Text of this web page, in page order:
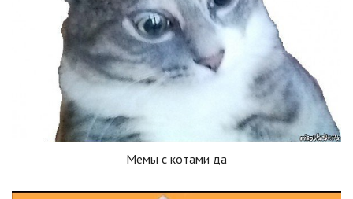
Мемы с котами да